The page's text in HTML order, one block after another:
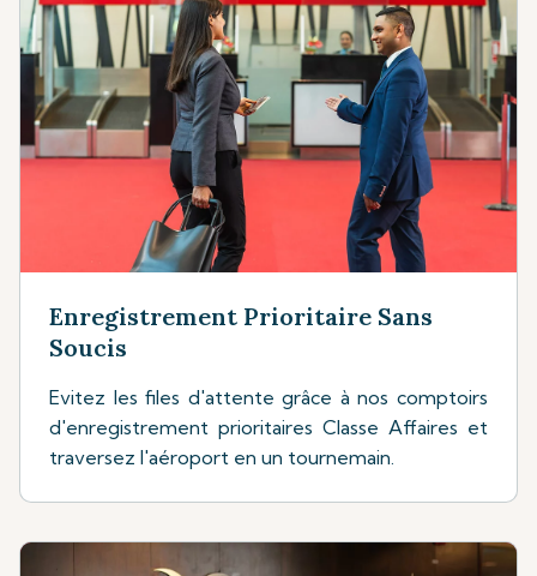
Enregistrement Prioritaire Sans
Soucis
Evitez les files d'attente grâce à nos comptoirs
d'enregistrement prioritaires Classe Affaires et
traversez l'aéroport en un tournemain.